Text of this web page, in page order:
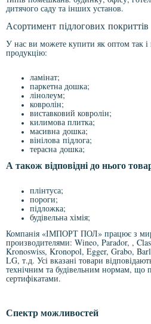
дитячого саду та інших установ.
Асортимент підлогових покриттів
У нас ви можете купити як оптом так і
продукцію:
ламінат;
паркетна дошка;
лінолеум;
ковролін;
виставковий ковролін;
килимова плитка;
масивна дошка;
вінілова підлога;
терасна дошка;
А також відповідні до нього
плінтуса;
пороги;
підложка;
будівельна хімія;
Компанія «ІМПОРТ ПОЛ» працює з
производителями: Wineo, Parador, ,
Kronoswiss, Kronopol, Egger, Grabo,
LG, т.д. Усі вказані товари
технічним та будівельним нормам, що
сертифікатами.
Спектр можливостей